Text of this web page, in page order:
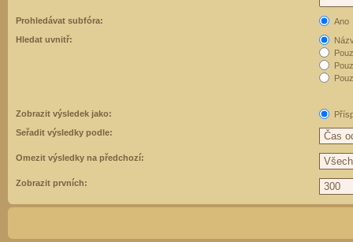
Prohledávat subfóra:
Ano
Hledat uvnitř:
Zobrazit výsledek jako:
Seřadit výsledky podle:
Omezit výsledky na předchozí:
Zobrazit prvních: